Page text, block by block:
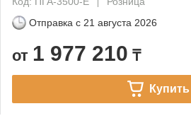
Отправка с 21 августа 2026
от 1 977 210 ₸
Купить